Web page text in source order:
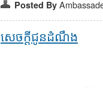
Posted By
សេចក្តីជូនដំណឹង